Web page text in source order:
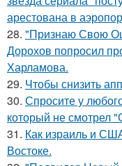
арестована в
28. "Признаю Свою
Дорохов попросил
Харламова.
29. Чтобы снизить
30. Спросите у
который не смотрел
31. Как израиль и
Востоке.